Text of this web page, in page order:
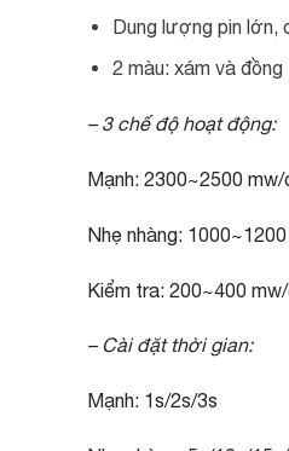
Dung lượng pin lớn,
2 màu: xám và đồng
– 3 chế độ hoạt động:
Mạnh: 2300~2500 mw/
Nhẹ nhàng:
Kiểm tra: 200~400
– Cài đặt thời gian:
Mạnh: 1s/2s/3s